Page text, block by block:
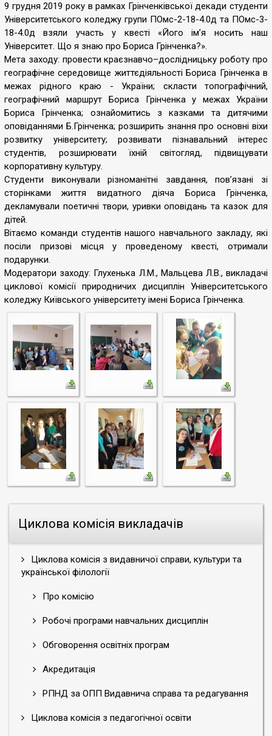
Циклова комісія викладачів
Циклова комісія з видавничої справи, культури та
української філології
Про комісію
Робочі програми навчальних дисциплін
Обговорення освітніх програм
Акредитація
РПНД за ОПП Видавнича справа та редагування
Циклова комісія з педагогічної освіти
9 грудня 2019 року в рамках Грінченківської декади студенти
Університетського коледжу групи ПОмс-2-18-4.0д та ПОмс-3-
18-4.0д взяли участь у квесті «Його ім’я носить наш
Університет. Що я знаю про Бориса Грінченка?».
Мета заходу: провести краєзнавчо–дослідницьку роботу про
географічне середовище життєдіяльності Бориса Грінченка в
межах рідного краю - України; скласти топографічний,
географічний маршрут Бориса Грінченка у межах України
Бориса Грінченка; ознайомитись з казками та дитячими
оповіданнями Б.Грінченка; розширить знання про основні віхи
розвитку університету; розвивати пізнавальний інтерес
студентів, розширювати їхній світогляд, підвищувати
корпоративну культуру.
Студенти виконували різноманітні завдання, пов’язані зі
сторінками життя видатного діяча Бориса Грінченка,
декламували поетичні твори, уривки оповідань та казок для
дітей.
Вітаємо команди студентів нашого навчального закладу, які
посіли призові місця у проведеному квесті, отримали
подарунки.
Модератори заходу: Глухенька Л.М., Мальцева Л.В., викладачі
циклової комісії природничих дисциплін Університетського
коледжу Київського університету імені Бориса Грінченка.